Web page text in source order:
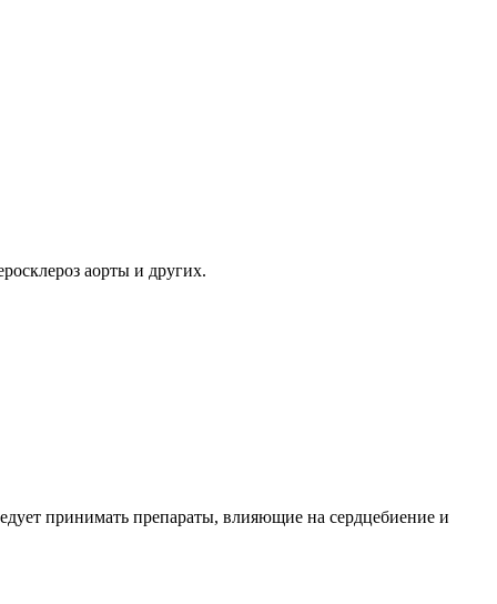
аорты и других.
принимать препараты, влияющие на сердцебиение и